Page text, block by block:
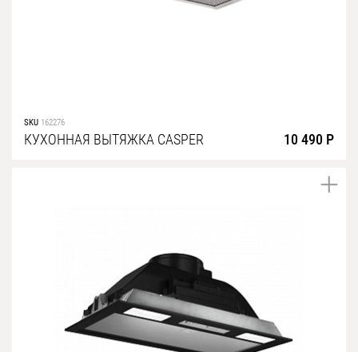
SKU 162276
КУХОННАЯ ВЫТЯЖКА CASPER 10 490 Р